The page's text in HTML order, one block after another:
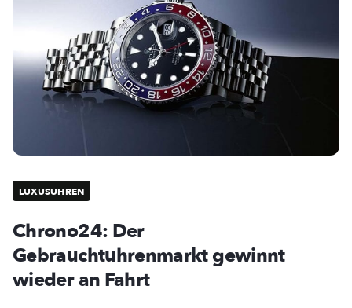
LUXUSUHREN
Chrono24: Der
Gebrauchtuhrenmarkt gewinnt
wieder an Fahrt